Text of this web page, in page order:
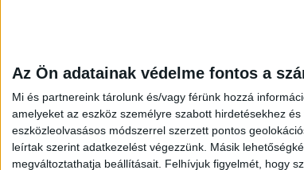
Az Ön adatainak védelme fontos a
Mi és partnereink tárolunk és/vagy férünk hozzá
amelyeket az eszköz személyre szabott hirdetésekhez
eszközleolvasásos módszerrel szerzett pontos
leírtak szerint adatkezelést végezzünk. Másik
megváltoztathatja beállításait. Felhívjuk figyelmét, hogy
ügyében indított szigorú
vizsgálatok eredménye
Adatigénylés fűnyírási ütemtervről
Neres oligarcha koncessziója